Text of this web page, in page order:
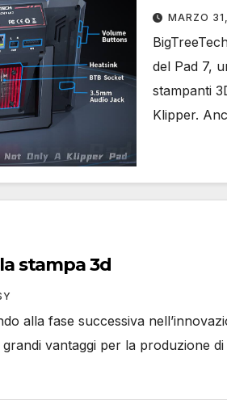
MARZO
del Pad 7,
stampanti
Klipper.
stampa 3d
alla fase successiva
vantaggi per la produzione